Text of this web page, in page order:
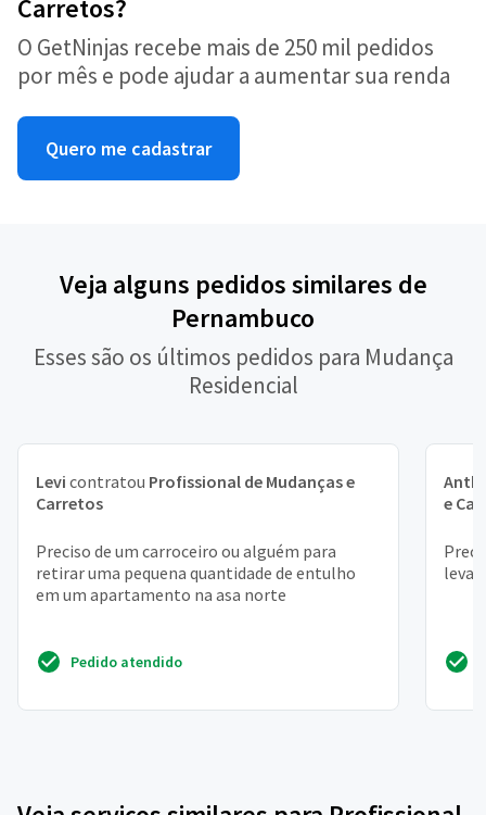
Carretos?
O GetNinjas recebe mais de 250 mil pedidos
por mês e pode ajudar a aumentar sua renda
Quero me cadastrar
Veja alguns pedidos similares de
Pernambuco
Esses são os últimos pedidos para Mudança
Residencial
Levi contratou Profissional de Mudanças e
Carretos
Preciso de um carroceiro ou alguém para
retirar uma pequena quantidade de entulho
em um apartamento na asa norte
Pedido atendido
e
levar